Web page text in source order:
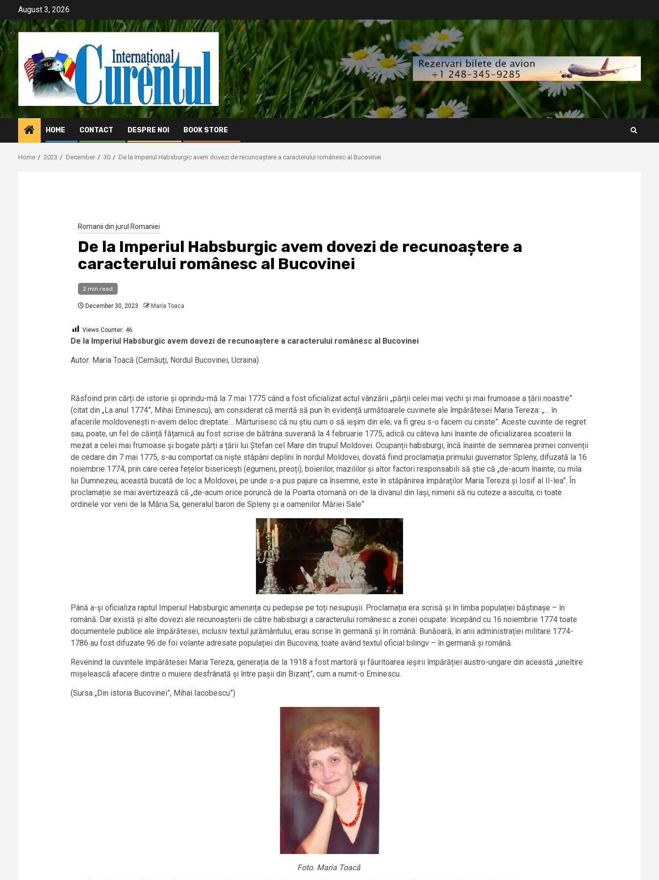
content
August 3, 2026
HOME CONTACT DESPRE NOI BOOK STORE
Home 2023 December 30 De la Imperiul Habsburgic avem dovezi de recunoaștere a caracterului românesc al Bucovinei
Romanii din jurul Romaniei
De la Imperiul Habsburgic avem dovezi de recunoaștere a
caracterului românesc al Bucovinei
2 min read
December 30, 2023 Maria Toaca
Views Counter: 46
De la Imperiul Habsburgic avem dovezi de recunoaștere a caracterului românesc al Bucovinei
Autor: Maria Toacă (Cernăuţi, Nordul Bucovinei, Ucraina)
Răsfoind prin cărți de istorie și oprindu-mă la 7 mai 1775 când a fost oficializat actul vânzării „părții celei mai vechi și mai frumoase a țării noastre”
(citat din „La anul 1774”, Mihai Eminescu), am considerat că merită să pun în evidență următoarele cuvinete ale împărătesei Maria Tereza: „… în
afacerile moldovenești n-avem deloc dreptate… Mărturisesc că nu știu cum o să ieșim din ele; va fi greu s-o facem cu cinste”. Aceste cuvinte de regret
sau, poate, un fel de căință fățarnică au fost scrise de bătrâna suverană la 4 februarie 1775, adică cu câteva luni înainte de oficializarea scoaterii la
mezat a celei mai frumoase și bogate părți a țării lui Ștefan cel Mare din trupul Moldovei. Ocupanții habsburgi, încă înainte de semnarea primei convenții
de cedare din 7 mai 1775, s-au comportat ca niște stăpâni deplini în nordul Moldovei, dovată fiind proclamația primului guvernator Spleny, difuzată la 16
noiembrie 1774, prin care cerea fețelor bisericești (egumeni, preoți), boierilor, mazililor și altor factori responsabili să știe că „de-acum înainte, cu mila
lui Dumnezeu, această bucată de loc a Moldovei, pe unde s-a pus pajure ca însemne, este în stăpânirea împăraților Maria Tereza și Iosif al II-lea”. În
proclamație se mai avertizează că „de-acum orice poruncă de la Poarta otomană ori de la divanul din Iași, nimeni să nu cuteze a asculta, ci toate
ordinele vor veni de la Măria Sa, generalul baron de Spleny și a oamenilor Măriei Sale”
Până a-și oficializa raptul Imperiul Habsburgic amenința cu pedepse pe toți nesupușii. Proclamația era scrisă și în limba populației băștinașe – în
română. Dar există și alte dovezi ale recunoașterii de către habsburgi a caracterului românesc a zonei ocupate: începând cu 16 noiembrie 1774 toate
documentele publice ale împărătesei, inclusiv textul jurământului, erau scrise în germană și în română. Bunăoară, în anii administrației militare 1774-
1786 au fost difuzate 96 de foi volante adresate populației din Bucovina, toate având textul oficial bilingv – în germană și română.
Revenind la cuvintele împărătesei Maria Tereza, generația de la 1918 a fost martoră și făuritoarea ieșirii împărăției austro-ungare din această „uneltire
mișelească afacere dintre o muiere desfrânată și între pașii din Bizanț”, cum a numit-o Eminescu.
(Sursa „Din istoria Bucovinei”, Mihai Iacobescu”)
Foto. Maria Toacă